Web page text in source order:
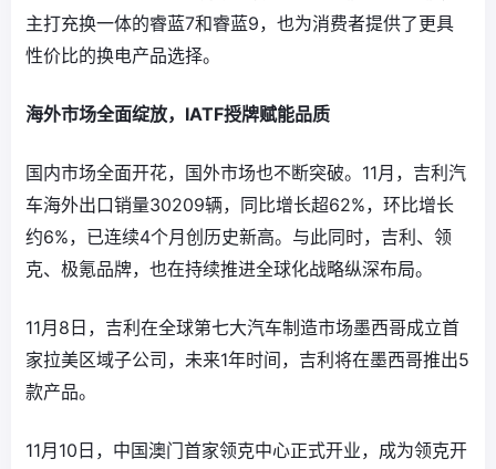
主打充换一体的睿蓝7和睿蓝9，也为消费者提供了更具
性价比的换电产品选择。
海外市场全面绽放，IATF授牌赋能品质
国内市场全面开花，国外市场也不断突破。11月，吉利汽
车海外出口销量30209辆，同比增长超62%，环比增长
约6%，已连续4个月创历史新高。与此同时，吉利、领
克、极氪品牌，也在持续推进全球化战略纵深布局。
11月8日，吉利在全球第七大汽车制造市场墨西哥成立首
家拉美区域子公司，未来1年时间，吉利将在墨西哥推出5
款产品。
11月10日，中国澳门首家领克中心正式开业，成为领克开